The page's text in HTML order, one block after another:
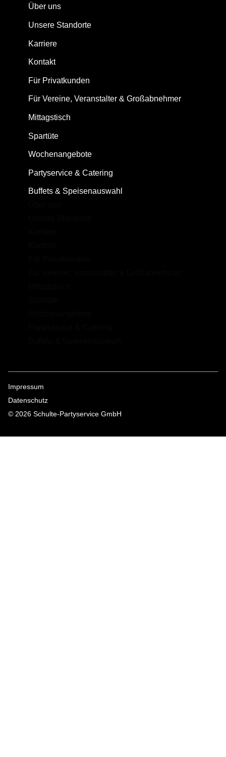
Über uns
Unsere Standorte
Karriere
Kontakt
Für Privatkunden
Für Vereine, Veranstalter & Großabnehmer
Mittagstisch
Spartüte
Wochenangebote
Partyservice & Catering
Buffets & Speisenauswahl
© 2026 Schulte-Partyservice GmbH
Impressum
Datenschutz